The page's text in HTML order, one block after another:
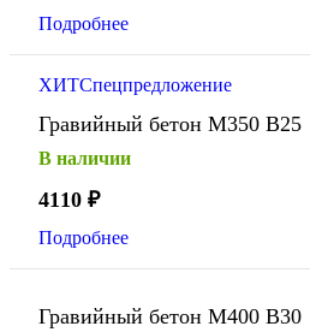
Подробнее
ХИТСпецпредложение
Гравийный бетон М350 В25
В наличии
4110 ₽
Подробнее
Гравийный бетон М400 В30